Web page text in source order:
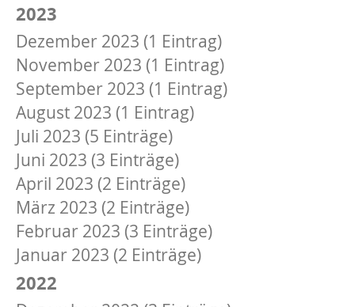
2023
Dezember 2023 (1 Eintrag)
November 2023 (1 Eintrag)
September 2023 (1 Eintrag)
August 2023 (1 Eintrag)
Juli 2023 (5 Einträge)
Juni 2023 (3 Einträge)
April 2023 (2 Einträge)
März 2023 (2 Einträge)
Februar 2023 (3 Einträge)
Januar 2023 (2 Einträge)
2022